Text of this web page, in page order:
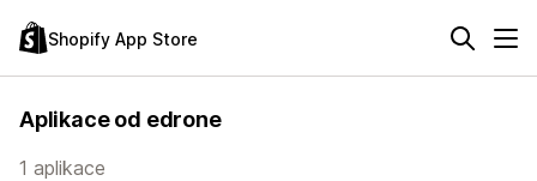
Shopify App Store
Aplikace od edrone
1 aplikace